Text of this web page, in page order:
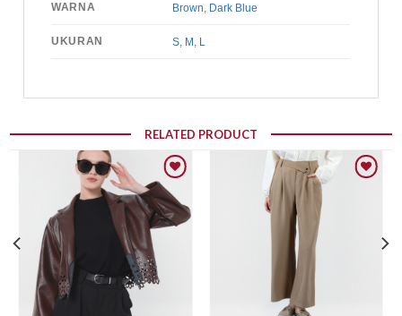
WARNA Brown Dark Blue
UKURAN S M
RELATED PRODUCT
Add to wishlist Add to wishlist